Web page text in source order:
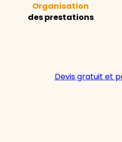
Organisation
des prestations
Devis gratuit et